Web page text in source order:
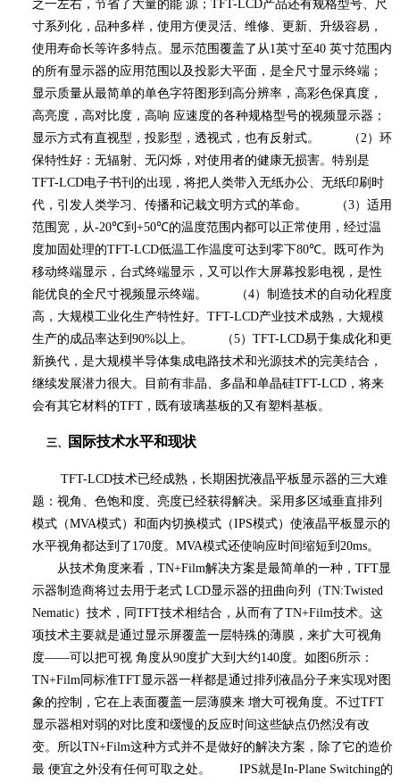
之一左右，节省了大量的能 源； TFT-LCD产品还有规格型号、尺
寸系列化，品种多样，使用方便灵活、维修、更新、升级容易，
使用寿命长等许多特点。显示范围覆盖了从 1英寸至40 英寸范围内
的所有显示器的应用范围以及投影大平面，是全尺寸显示终端；
显示质量从最简单的单色字符图形到高分辨率，高彩色保真度，
高亮度，高对比度，高响 应速度的各种规格型号的视频显示器；
显示方式有直视型，投影型，透视式，也有反射式。 （ 2 ）环
保特性好：无辐射、无闪烁，对使用者的健康无损害。特别是
TFT-LCD电子书刊的出现，将把人类带入无纸办公、无纸印刷时
代，引发人类学习、传播和记栽文明方式的革命。 （3）适用
范围宽，从-20℃到 +50℃的温度范围内都可以正常使用，经过温
度加固处理的TFT-LCD低温工作温度可达到零下80℃。既可作为
移动终端显示，台式终端显示，又可以作大屏幕投影电视，是性
能优良的全尺寸视频显示终端。 （4）制造技术的自动化程度
高，大规模工业化生产特性好。 TFT-LCD产业技术成熟，大规模
生产的成品率达到 90%以上。 （5） TFT-LCD易于集成化和更
新换代，是大规模半导体集成电路技术和光源技术的完美结合，
继续发展潜力很大。目前有非晶、多晶和单晶硅TFT-LCD ，将来
会有其它材料的TFT ，既有玻璃基板的又有塑料基板。
三、 国际技术水平和现状
TFT-LCD技术已经成熟，长期困扰液晶平板显示器的三大难
题：视角、色饱和度、亮度已经获得解决。采用多区域垂直排列
模式（MVA模式）和面内切换模式（IPS模式）使液晶平板显示的
水平视角都达到了 170度。 MVA模式还使响应时间缩短到 20ms。
从技术角度来看， TN+Film解决方案是最简单的一种， TFT显
示器制造商将过去用于老式 LCD显示器的扭曲向列（TN:Twisted
Nematic）技术，同TFT技术相结合，从而有了TN+Film技术。这
项技术主要就是通过显示屏覆盖一层特殊的薄膜，来扩大可视角
度——可以把可视 角度从90度扩大到大约140度。如图6所示：
TN+Film同标准TFT显示器一样都是通过排列液晶分子来实现对图
象的控制，它在上表面覆盖一层薄膜来 增大可视角度。不过TFT
显示器相对弱的对比度和缓慢的反应时间这些缺点仍然没有改
变。所以TN+Film这种方式并不是做好的解决方案，除了它的造价
最 便宜之外没有任何可取之处。 IPS就是In-Plane Switching的